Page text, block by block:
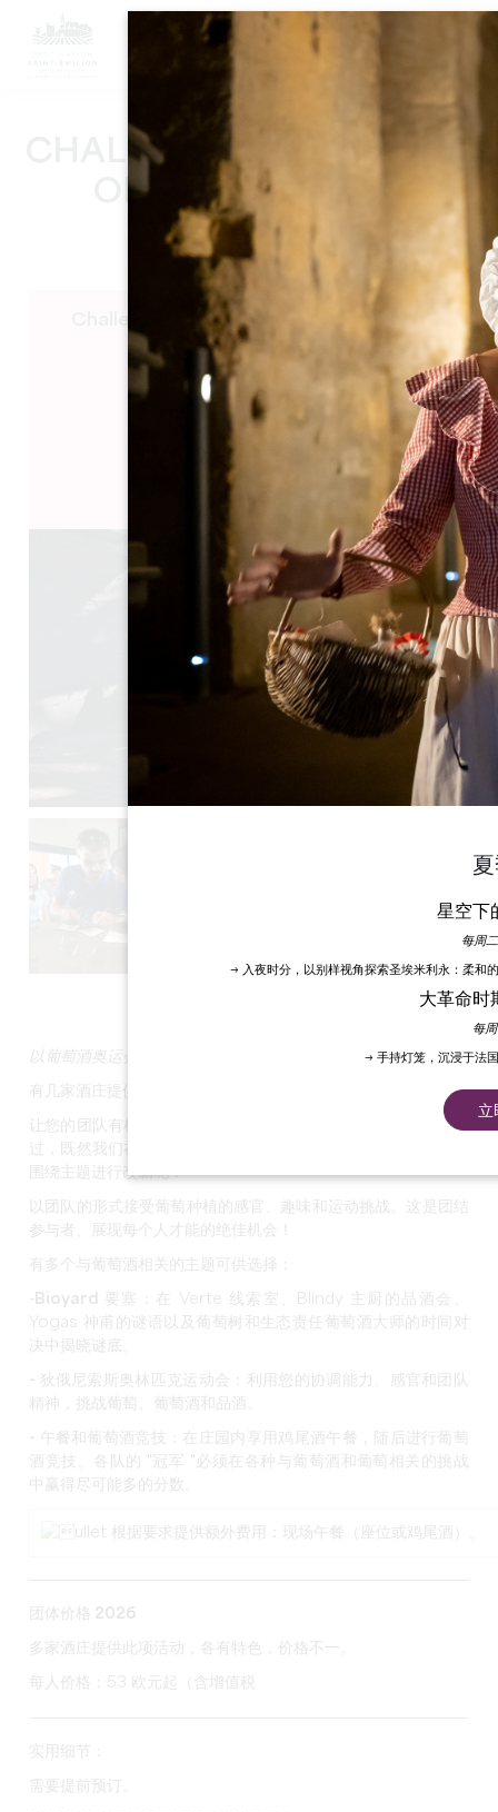
CHALLENGE D'ÉQUIPE ET
OENOLYMPIADES
SAINT EMILION
以葡萄酒奥运会的形式进行团队挑战。
有几家酒庄提供这种活动。
让您的团队有机会在下次活动中通过奥林匹克竞赛超越自我。不
过，既然我们在圣埃米利永，在风土和葡萄酒的中心，为什么不
围绕主题进行改编呢？
以团队的形式接受葡萄种植的感官、趣味和运动挑战。这是团结
参与者、展现每个人才能的绝佳机会！
有多个与葡萄酒相关的主题可供选择：
Bioyard 要塞
：在 Verte 线索室、Blindy 主厨的品酒会、
Yogas 神甫的谜语以及葡萄树和生态责任葡萄酒大师的时间对
决中揭晓谜底。
- 狄俄尼索斯奥林匹克运动会
：利用您的协调能力、感官和团队
精神，挑战葡萄、葡萄酒和品酒。
- 午餐和葡萄酒竞技
：在庄园内享用鸡尾酒午餐，随后进行葡萄
酒竞技。各队的 "冠军 "必须在各种与葡萄酒和葡萄相关的挑战
中赢得尽可能多的分数。
根据要求提供额外费用：现场午餐（座位或鸡尾酒）。
团体价格 2026
多家酒庄提供此项活动，各有特色，价格不一。
每人价格：53 欧元起（含增值税
实用细节：
需要提前预订。
Challenge d'équipe et Oenolympiades
SAINT EMILION
联系我们
星空下
每周
→ 入夜时分，以别样视角探索圣埃米利永：柔和
大革命时
每
→ 手持灯笼，沉浸于法
立